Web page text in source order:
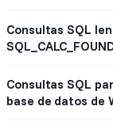
Consultas SQL
Consultas SQL
base de datos de